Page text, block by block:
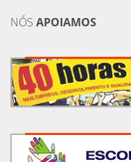
NÓS APOIAMOS